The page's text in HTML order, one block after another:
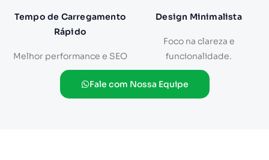
Tempo de Carregamento
Rápido
Melhor performance e SEO
Design Minimalista
Foco na clareza e
funcionalidade.
Fale com Nossa Equipe